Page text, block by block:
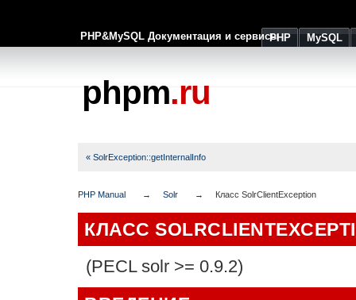
PHP&MySQL Документация и сервисыPHP MySQL
phpm.ru
« SolrException::getInternalInfo
PHP Manual Solr Класс SolrClientException
КЛАСС
(PECL solr >= 0.9.2)